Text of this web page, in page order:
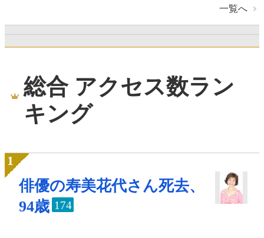
一覧へ
総合 アクセス数ラン
キング
俳優の寿美花代さん死去、
94歳 174